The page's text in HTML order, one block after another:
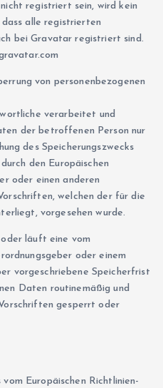
registriert sein, wird kein
alle registrierten
bei Gravatar registriert sind.
von personenbezogenen
verarbeitet und
der betroffenen Person nur
des Speicherungszwecks
den Europäischen
oder einen anderen
welchen der für die
vorgesehen wurde.
läuft eine vom
oder einem
vorgeschriebene Speicherfrist
Daten routinemäßig und
gesperrt oder
Europäischen Richtlinien-